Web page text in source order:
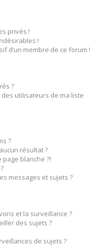
privés !
!
d’un membre de ce forum !
?
utilisateurs de ma liste
?
résultat ?
blanche ?!
messages et sujets ?
et la surveillance ?
des sujets ?
de sujets ?